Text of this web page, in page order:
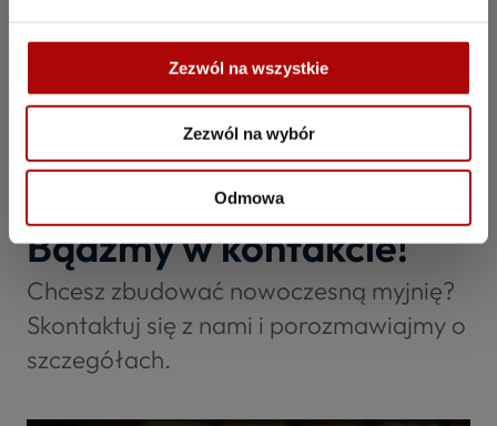
Zezwól na wszystkie
Zezwól na wybór
Odmowa
Porozmawiajmy na
temat Twojej myjni
Bądźmy w kontakcie!
Chcesz zbudować nowoczesną myjnię?
Skontaktuj się z nami i porozmawiajmy o
szczegółach.